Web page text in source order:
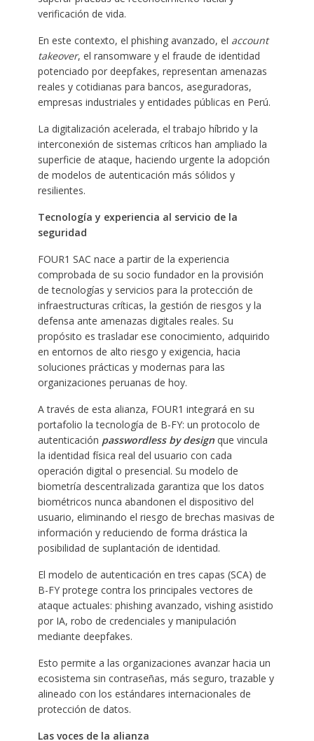
verificación de vida.
En este contexto, el phishing avanzado, el account
takeover, el ransomware y el fraude de identidad
potenciado por deepfakes, representan amenazas
reales y cotidianas para bancos, aseguradoras,
empresas industriales y entidades públicas en Perú.
La digitalización acelerada, el trabajo híbrido y la
interconexión de sistemas críticos han ampliado la
superficie de ataque, haciendo urgente la adopción
de modelos de autenticación más sólidos y
resilientes.
Tecnología y experiencia al servicio de la
seguridad
FOUR1 SAC nace a partir de la experiencia
comprobada de su socio fundador en la provisión
de tecnologías y servicios para la protección de
infraestructuras críticas, la gestión de riesgos y la
defensa ante amenazas digitales reales. Su
propósito es trasladar ese conocimiento, adquirido
en entornos de alto riesgo y exigencia, hacia
soluciones prácticas y modernas para las
organizaciones peruanas de hoy.
A través de esta alianza, FOUR1 integrará en su
portafolio la tecnología de B-FY: un protocolo de
autenticación passwordless by designque vincula
la identidad física real del usuario con cada
operación digital o presencial. Su modelo de
biometría descentralizada garantiza que los datos
biométricos nunca abandonen el dispositivo del
usuario, eliminando el riesgo de brechas masivas de
información y reduciendo de forma drástica la
posibilidad de suplantación de identidad.
El modelo de autenticación en tres capas (SCA) de
B-FY protege contra los principales vectores de
ataque actuales: phishing avanzado, vishing asistido
por IA, robo de credenciales y manipulación
mediante deepfakes.
Esto permite a las organizaciones avanzar hacia un
ecosistema sin contraseñas, más seguro, trazable y
alineado con los estándares internacionales de
protección de datos.
Las voces de la alianza